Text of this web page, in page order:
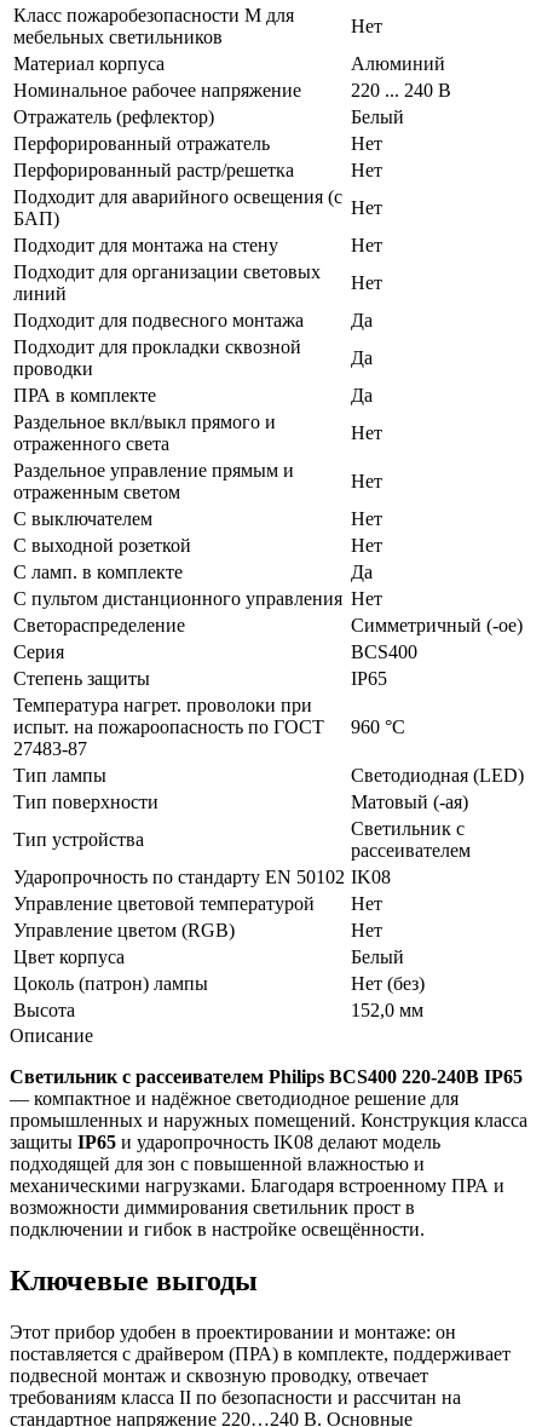
Класс пожаробезопасности М для
мебельных светильников
Нет
Материал корпуса
Алюминий
Номинальное рабочее напряжение
220 ... 240 В
Отражатель (рефлектор)
Белый
Перфорированный отражатель
Нет
Перфорированный растр/решетка
Нет
Подходит для аварийного освещения (с
БАП)
Нет
Подходит для монтажа на стену
Нет
Подходит для организации световых
линий
Нет
Подходит для подвесного монтажа
Да
Подходит для прокладки сквозной
проводки
Да
ПРА в комплекте
Да
Раздельное вкл/выкл прямого и
отраженного света
Нет
Раздельное управление прямым и
отраженным светом
Нет
С выключателем
Нет
С выходной розеткой
Нет
С ламп. в комплекте
Да
С пультом дистанционного управления Нет
Светораспределение
Симметричный (-ое)
Серия
BCS400
Степень защиты
IP65
Температура нагрет. проволоки при
испыт. на пожароопасность по ГОСТ
27483-87
960 °C
Тип лампы
Светодиодная (LED)
Тип поверхности
Матовый (-ая)
Тип устройства
Светильник с
рассеивателем
Ударопрочность по стандарту EN 50102 IK08
Управление цветовой температурой
Нет
Управление цветом (RGB)
Нет
Цвет корпуса
Белый
Цоколь (патрон) лампы
Нет (без)
Высота
152,0 мм
Описание
Светильник с рассеивателем Philips BCS400 220-240В IP65
— компактное и надёжное светодиодное решение для
промышленных и наружных помещений. Конструкция класса
защиты IP65 и ударопрочность IK08 делают модель
подходящей для зон с повышенной влажностью и
механическими нагрузками. Благодаря встроенному ПРА и
возможности диммирования светильник прост в
подключении и гибок в настройке освещённости.
Ключевые выгоды
Этот прибор удобен в проектировании и монтаже: он
поставляется с драйвером (ПРА) в комплекте, поддерживает
подвесной монтаж и сквозную проводку, отвечает
требованиям класса II по безопасности и рассчитан на
стандартное напряжение 220…240 В. Основные